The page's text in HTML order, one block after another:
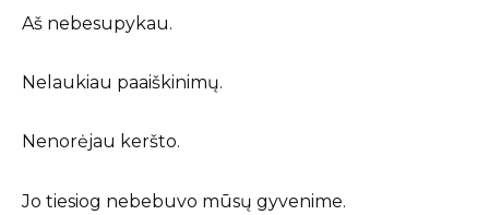
Aš nebesupykau.
Nelaukiau paaiškinimų.
Nenorėjau keršto.
Jo tiesiog nebebuvo mūsų gyvenime.